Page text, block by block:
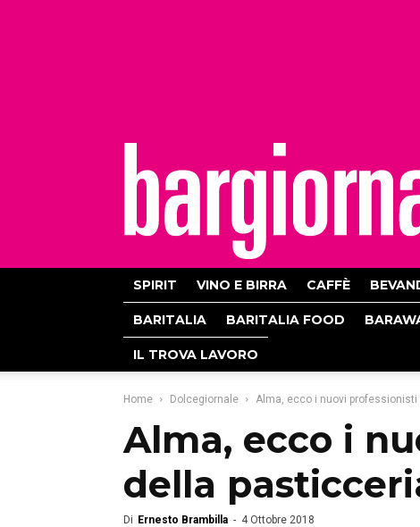
SPIRIT VINO E BIRRA CAFFÈ
BARITALIA BARITALIA FOOD
IL TROVA LAVORO
Home Dolcegiornale Alma, ecco i nuovi
Alma, ecco i
della
Di Ernesto Brambilla - 4 Ottobre 2018